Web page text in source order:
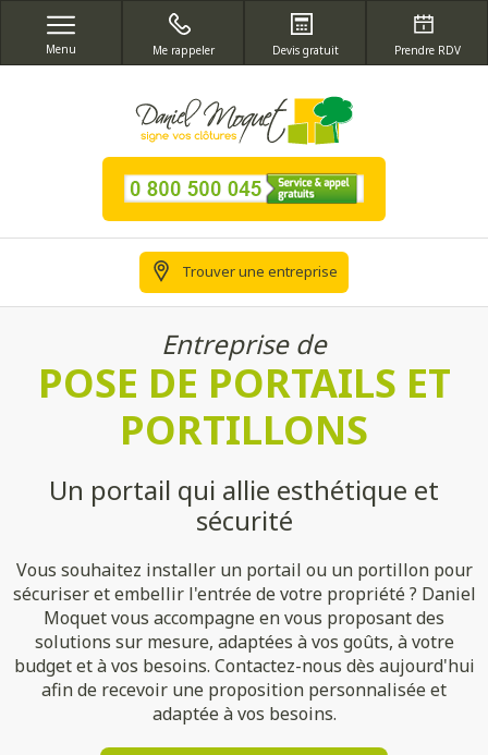
Menu Me rappeler Devis gratuit Prendre RDV
Trouver une entreprise
Entreprise de
POSE DE PORTAILS ET
PORTILLONS
Un portail qui allie esthétique et
sécurité
Vous souhaitez installer un portail ou un portillon pour
sécuriser et embellir l'entrée de votre propriété ? Daniel
Moquet vous accompagne en vous proposant des
solutions sur mesure, adaptées à vos goûts, à votre
budget et à vos besoins. Contactez-nous dès aujourd'hui
afin de recevoir une proposition personnalisée et
adaptée à vos besoins.